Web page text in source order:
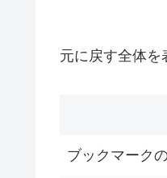
元に戻す全体を
ブックマーク